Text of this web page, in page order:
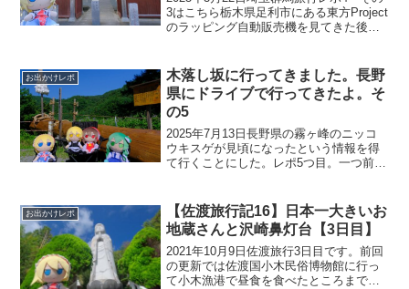
3はこちら栃木県足利市にある東方Project
のラッピング自動販売機を見てきた後、
ップを開いたら近くに日本三大栄螺堂(...
お出かけレポ
木落し坂に行ってきました。長野
県にドライブで行ってきたよ。そ
の5
2025年7月13日長野県の霧ヶ峰のニッコ
ウキスゲが見頃になったという情報を得
て行くことにした。レポ5つ目。一つ前の
たわっているのは諏訪大社で使われてい
る御柱と同じ...
お出かけレポ
【佐渡旅行記16】日本一大きいお
地蔵さんと沢崎鼻灯台【3日目】
2021年10月9日佐渡旅行3日目です。前回
の更新では佐渡国小木民俗博物館に行っ
て小木漁港で昼食を食べたところまで書